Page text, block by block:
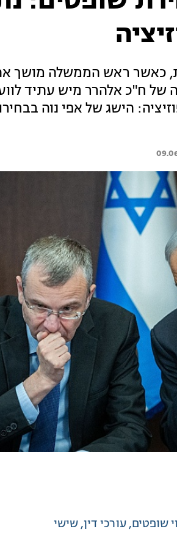
כאשר ראש הממשלה מושך
של ח"כ אלהרר מיש עתיד
הישג של אפי נוה
שופטים עורכי דין שישי